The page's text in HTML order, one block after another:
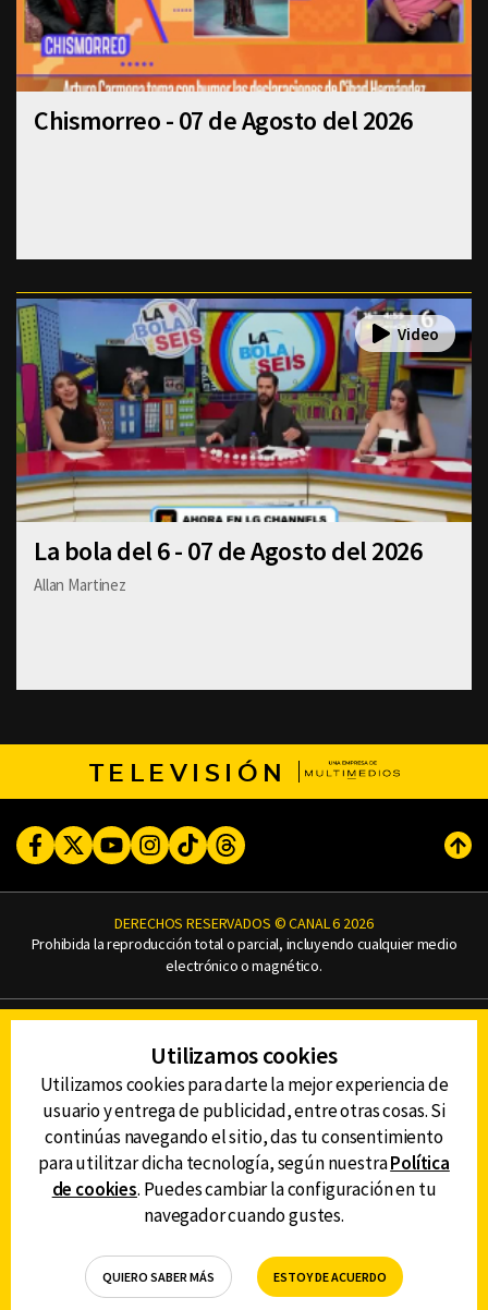
Chismorreo - 07 de Agosto del 2026
La bola del 6 - 07 de Agosto del 2026
Allan Martinez
TELEVISIÓN
FacebookTwitterYoutubeInstagram
TikTokThreads
DERECHOS RESERVADOS © CANAL 6 2026
Prohibida la reproducción total o parcial, incluyendo cualquier medio
electrónico o magnético.
AVISO DE PRIVACIDAD
AVISO LEGAL
DEFENSORÍA DE LAS AUDIENCIAS
DESCARGA LA APP DE CANAL 6
Utilizamos cookies
Utilizamos cookies para darte la mejor experiencia de
usuario y entrega de publicidad, entre otras cosas. Si
continúas navegando el sitio, das tu consentimiento
para utilitzar dicha tecnología, según nuestraPolítica
de cookies. Puedes cambiar la configuración en tu
navegador cuando gustes.
QUIERO SABER MÁS ESTOY DE ACUERDO